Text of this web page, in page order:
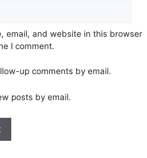
email, and website in this browser
I comment.
up comments by email.
posts by email.